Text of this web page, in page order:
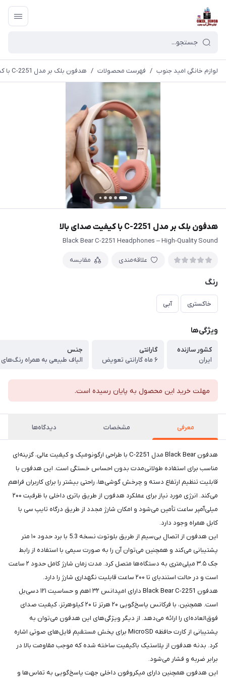
لوازم خانگی امید جنوب / فهرست محصولات / هدفون بلک بر مدل C-2251 با کیفیت صدای بالا
هدفون بلک بر مدل C-2251 با کیفیت صدای بالا
Black Bear C-2251 Headphones – High-Quality Sound
علاقه‌مندی مقایسه
رنگ
خاکستری آبی
ویژگی‌ها
کشور سازنده
ایران
گارانتی
۶ ماه گارانتی تعویض
جنس
الیاف طبیعی به همراه
مهلت خرید این محصول به پایان رسیده است.
معرفی مشخصات دیدگاه‌ها
هدفون Black Bear مدل C-2251 با طراحی ارگونومیک و کیفیت عالی، گزینه‌ای
مناسب برای استفاده طولانی‌مدت بدون احساس خستگی است. این هدفون با
قابلیت تنظیم ارتفاع دسته و چرخش گوشی‌ها، راحتی بیشتر را برای کاربران فراهم
می‌کند. انرژی مورد نیاز برای عملکرد هدفون از طریق باتری داخلی با ظرفیت ۲۰۰
میلی‌آمپر ساعت تأمین می‌شود و امکان شارژ مجدد از طریق درگاه تایپ سی با
کابل همراه وجود دارد.
این هدفون از اتصال بی‌سیم از طریق بلوتوث نسخه 5.3 با برد حدود ۱۰ متر
پشتیبانی می‌کند و همچنین می‌توان آن را به صورت سیمی با استفاده از رابط
جک ۳.۵ میلی‌متری به دستگاه‌ها متصل کرد. مدت زمان شارژ کامل حدود ۲ ساعت
است و در حالت استندبای تا ۲۰۰ ساعت قابلیت نگهداری شارژ را دارد.
هدفون Black Bear C-2251 دارای امپدانس ۳۲ اهم و حساسیت ۱۲۱ دسی‌بل
است. همچنین، با فرکانس پاسخ‌گویی ۲۰ هرتز تا ۲۰ کیلوهرتز، کیفیت صدای
فوق‌العاده‌ای را ارائه می‌دهد. از دیگر ویژگی‌های این هدفون می‌توان به
پشتیبانی از کارت حافظه MicroSD برای پخش مستقیم فایل‌های صوتی اشاره
کرد. بدنه هدفون از پلاستیک باکیفیت ساخته شده که موجب مقاومت بالا در
برابر ضربه و فشار می‌شود.
این هدفون همچنین دارای میکروفون داخلی جهت پاسخ‌گویی به تماس‌ها و